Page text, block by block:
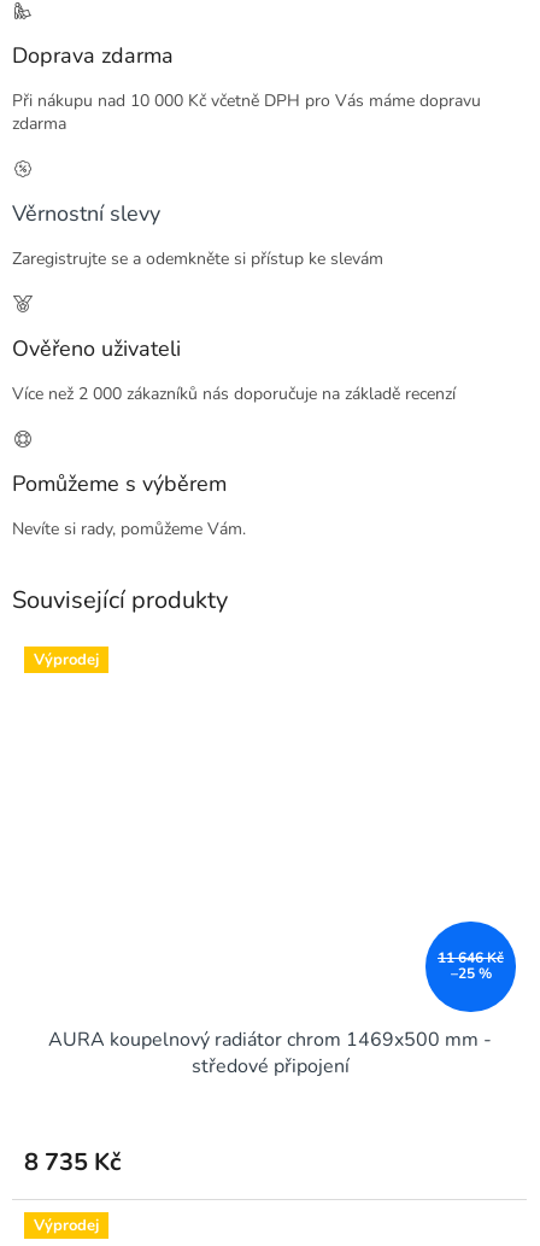
Doprava zdarma
Při nákupu nad 10 000 Kč včetně DPH pro Vás máme dopravu
zdarma
Věrnostní slevy
Zaregistrujte se a odemkněte si přístup ke slevám
Ověřeno uživateli
Více než 2 000 zákazníků nás doporučuje na základě recenzí
Pomůžeme s výběrem
Nevíte si rady, pomůžeme Vám.
Související produkty
Výprodej
11 646 Kč
–25 %
AURA koupelnový radiátor chrom 1469x500 mm -
středové připojení
8 735 Kč
Výprodej